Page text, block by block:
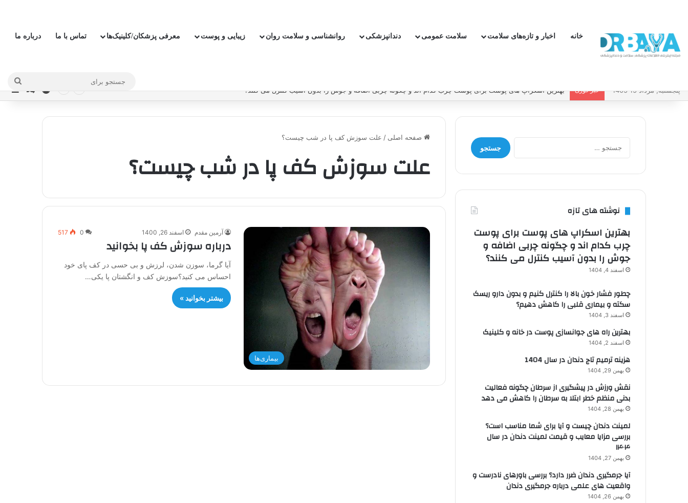
خانه اخبار و تازه‌های سلامت سلامت عمومی دندانپزشکی روانشناسی و سلامت روان زیبایی و پوست معرفی پزشکان/کلینیک‌ها تماس با ما درباره ما
برای
پنجشنبه, مرداد 15 1405 خبر فوری بهترین اسکراپ های پوست برای پوست چرب کدام اند و چگونه چربی اضافه و جوش را بدون آسیب کنترل می کنند؟ ورودنوشته
صفحه اصلی / علت سوزش کف پا در شب چیست؟
علت سوزش کف پا در شب چیست؟
بیماری‌ها
آرمین مقدم اسفند 26, 1400 0
517
درباره سوزش کف پا بخوانید
آیا گرما، سوزن شدن، لرزش و بی حسی در کف پای خود
احساس می کنید؟سوزش کف و انگشتان پا یکی…
بیشتر بخوانید »
جستجو
برای:
نوشته های تازه
بهترین اسکراپ های پوست برای پوست
چرب کدام اند و چگونه چربی اضافه و
جوش را بدون آسیب کنترل می کنند؟
اسفند 4, 1404
چطور فشار خون بالا را کنترل کنیم و بدون دارو ریسک
سکته و بیماری قلبی را کاهش دهیم؟
اسفند 3, 1404
بهترین راه های جوانسازی پوست در خانه و کلینیک
اسفند 2, 1404
هزینه ترمیم تاج دندان در سال 1404
بهمن 29, 1404
نقش ورزش در پیشگیری از سرطان چگونه فعالیت
بدنی منظم خطر ابتلا به سرطان را کاهش می دهد
بهمن 28, 1404
لمینت دندان چیست و آیا برای شما مناسب است؟
بررسی مزایا معایب و قیمت لمینت دندان در سال
۱۴۰۴
بهمن 27, 1404
آیا جرمگیری دندان ضرر دارد؟ بررسی باورهای نادرست و
واقعیت های علمی درباره جرمگیری دندان
بهمن 26, 1404